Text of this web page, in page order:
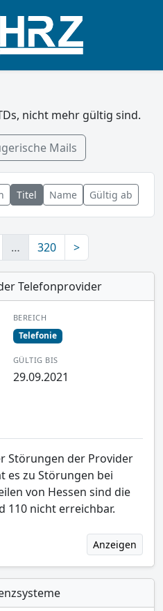
nicht mehr gültig sind.
Mails
Titel Name Gültig ab
… 320 >
Telefonprovider
BEREICH
Telefonie
GÜLTIG BIS
29.09.2021
Störungen der Provider
es zu Störungen bei
von Hessen sind die
110 nicht erreichbar.
Anzeigen